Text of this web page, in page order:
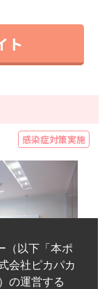
ト
感染症対策実施
（以下「本ポ
会社ピカパカ
の運営する